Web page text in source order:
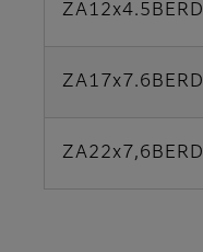
ZA12x4.5BERD
ZA17x7.6BERD
ZA22x7,6BERD